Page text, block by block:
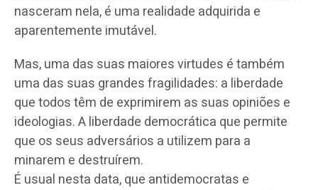
nasceram nela, é uma realidade adquirida e
aparentemente imutável.
Mas, uma das suas maiores virtudes é também
uma das suas grandes fragilidades: a liberdade
que todos têm de exprimirem as suas opiniões e
ideologias. A liberdade democrática que permite
que os seus adversários a utilizem para a
minarem e destruírem.
É usual nesta data, que antidemocratas e